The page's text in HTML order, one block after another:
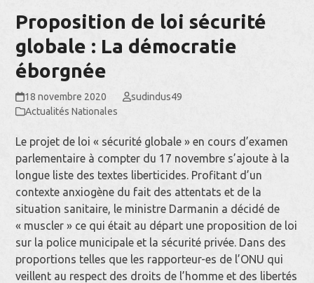
Proposition de loi sécurité
globale : La démocratie
éborgnée
18 novembre 2020
sudindus49
Actualités Nationales
Le projet de loi « sécurité globale » en cours d’examen
parlementaire à compter du 17 novembre s’ajoute à la
longue liste des textes liberticides. Profitant d’un
contexte anxiogène du fait des attentats et de la
situation sanitaire, le ministre Darmanin a décidé de
« muscler » ce qui était au départ une proposition de loi
sur la police municipale et la sécurité privée. Dans des
proportions telles que les rapporteur-es de l’ONU qui
veillent au respect des droits de l’homme et des libertés